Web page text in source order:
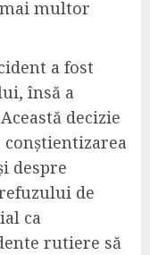
multor
a fost
însă a
decizie
despre
de
ca
rutiere să